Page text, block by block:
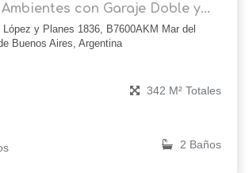
con Garaje Doble y...
y Planes 1836, B7600AKM Mar del
Buenos Aires, Argentina
342 M² Totales
2 Baños